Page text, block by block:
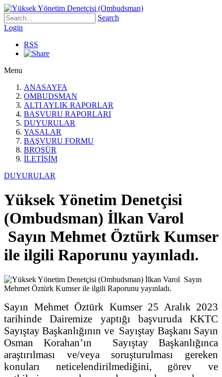
Search
Login
RSS
Menu
ANASAYFA
OMBUDSMAN
ALTI AYLIK RAPORLAR
BAŞVURU RAPORLARI
DUYURULAR
YASALAR
BAŞVURU FORMU
BROŞÜR
İLETİŞİM
DUYURULAR
Yüksek Yönetim Denetçisi
(Ombudsman) İlkan Varol
Sayın Mehmet Öztürk Kumser
ile ilgili Raporunu yayınladı.
Sayın Mehmet Öztürk Kumser 25 Aralık 2023
tarihinde Dairemize yaptığı başvuruda KKTC
Sayıştay Başkanlığının ve Sayıştay Başkanı Sayın
Osman Korahan’ın Sayıştay Başkanlığınca
araştırılması ve/veya soruşturulması gereken
konuları neticelendirilmediğini, görev ve